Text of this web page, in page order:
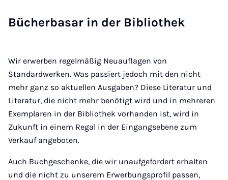
Bü­cher­ba­sar in der Bi­blio­thek
Wir erwerben regelmäßig Neuauflagen von
Standardwerken. Was passiert jedoch mit den nicht
mehr ganz so aktuellen Ausgaben? Diese Literatur und
Literatur, die nicht mehr benötigt wird und in mehreren
Exemplaren in der Bibliothek vorhanden ist, wird in
Zukunft in einem Regal in der Eingangsebene zum
Verkauf angeboten.
Auch Buchgeschenke, die wir unaufgefordert erhalten
und die nicht zu unserem Erwerbungsprofil passen,